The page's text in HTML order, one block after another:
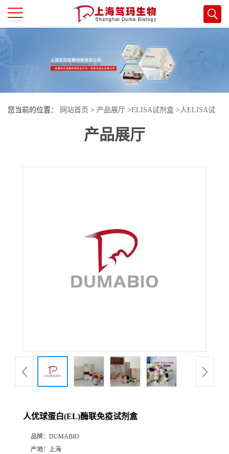
页
司
品
您当前的位置： 网站首页 > 产品展厅 >ELISA试剂盒 >人ELISA试
人优球蛋白(EL)酶联免疫试剂盒
产品展厅
人优球蛋白(EL)酶联免疫试剂盒
品牌： DUMABIO
产地： 上海